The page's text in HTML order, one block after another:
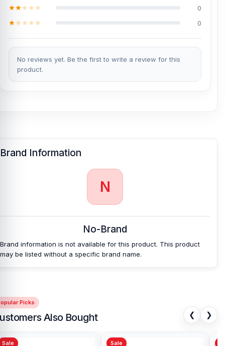
0
0
No reviews yet. Be the first to write a review for this
product.
Brand Information
N
No-Brand
Brand information is not available for this product. This product
may be listed without a specific brand name.
Picks
Also Bought ❮ ❯
Sale Sale